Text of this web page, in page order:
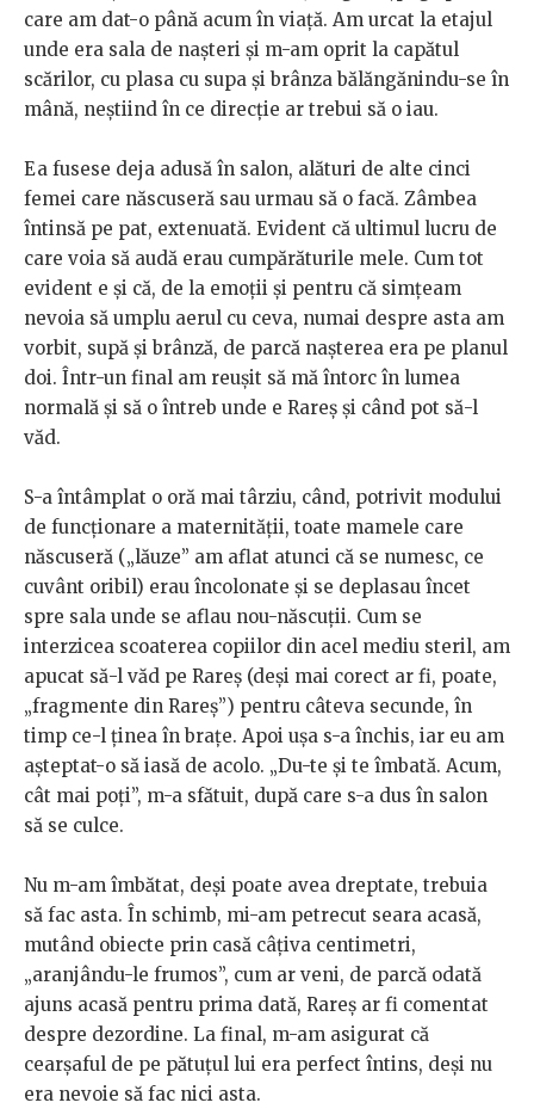
care am dat-o până acum în viață. Am urcat la etajul
unde era sala de nașteri și m-am oprit la capătul
scărilor, cu plasa cu supa și brânza bălăngănindu-se în
mână, neștiind în ce direcție ar trebui să o iau.
Ea fusese deja adusă în salon, alături de alte cinci
femei care născuseră sau urmau să o facă. Zâmbea
întinsă pe pat, extenuată. Evident că ultimul lucru de
care voia să audă erau cumpărăturile mele. Cum tot
evident e și că, de la emoții și pentru că simțeam
nevoia să umplu aerul cu ceva, numai despre asta am
vorbit, supă și brânză, de parcă nașterea era pe planul
doi. Într-un final am reușit să mă întorc în lumea
normală și să o întreb unde e Rareș și când pot să-l
văd.
S-a întâmplat o oră mai târziu, când, potrivit modului
de funcționare a maternității, toate mamele care
născuseră („lăuze” am aflat atunci că se numesc, ce
cuvânt oribil) erau încolonate și se deplasau încet
spre sala unde se aflau nou-născuții. Cum se
interzicea scoaterea copiilor din acel mediu steril, am
apucat să-l văd pe Rareș (deși mai corect ar fi, poate,
„fragmente din Rareș”) pentru câteva secunde, în
timp ce-l ținea în brațe. Apoi ușa s-a închis, iar eu am
așteptat-o să iasă de acolo. „Du-te și te îmbată. Acum,
cât mai poți”, m-a sfătuit, după care s-a dus în salon
să se culce.
Nu m-am îmbătat, deși poate avea dreptate, trebuia
să fac asta. În schimb, mi-am petrecut seara acasă,
mutând obiecte prin casă câțiva centimetri,
„aranjându-le frumos”, cum ar veni, de parcă odată
ajuns acasă pentru prima dată, Rareș ar fi comentat
despre dezordine. La final, m-am asigurat că
cearșaful de pe pătuțul lui era perfect întins, deși nu
era nevoie să fac nici asta.